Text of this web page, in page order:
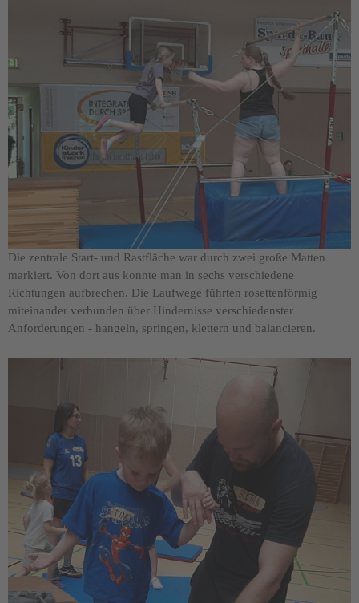
Die zentrale Start- und Rastfläche war durch zwei große Matten
markiert. Von dort aus konnte man in sechs verschiedene
Richtungen aufbrechen. Die Laufwege führten rosettenförmig
miteinander verbunden über Hindernisse verschiedenster
Anforderungen - hangeln, springen, klettern und balancieren.